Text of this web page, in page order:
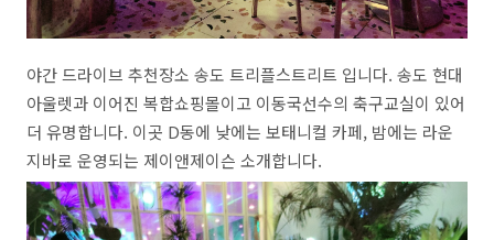
야간 드라이브 추천장소 송도 트리플스트리트 입니다. 송도 현대
아울렛과 이어진 복합쇼핑몰이고 이동국선수의 축구교실이 있어
더 유명합니다. 이곳 D동에 낮에는 보태니컬 카페, 밤에는 라운
지바로 운영되는 제이앤제이슨 소개합니다.